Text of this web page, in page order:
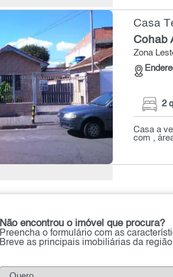
Casa
Cohab
Zona
2
Casa a
com ,
Não encontrou o imóvel que procura?
Preencha o formulário com as
Breve as principais imobiliárias da